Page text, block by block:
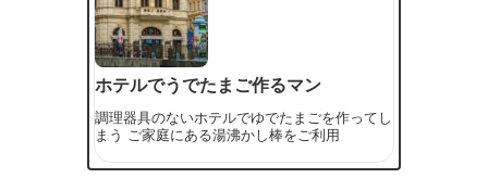
ホテルでうでたまご作るマン
調理器具のないホテルでゆでたまごを作ってし
まう ご家庭にある湯沸かし棒をご利用